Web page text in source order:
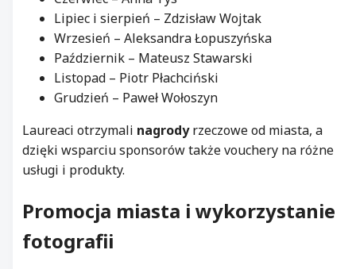
Lipiec i sierpień – Zdzisław Wojtak
Wrzesień – Aleksandra Łopuszyńska
Październik – Mateusz Stawarski
Listopad – Piotr Płachciński
Grudzień – Paweł Wołoszyn
Laureaci otrzymali nagrodyrzeczowe od miasta, a
dzięki wsparciu sponsorów także vouchery na różne
usługi i produkty.
Promocja miasta i wykorzystanie
fotografii